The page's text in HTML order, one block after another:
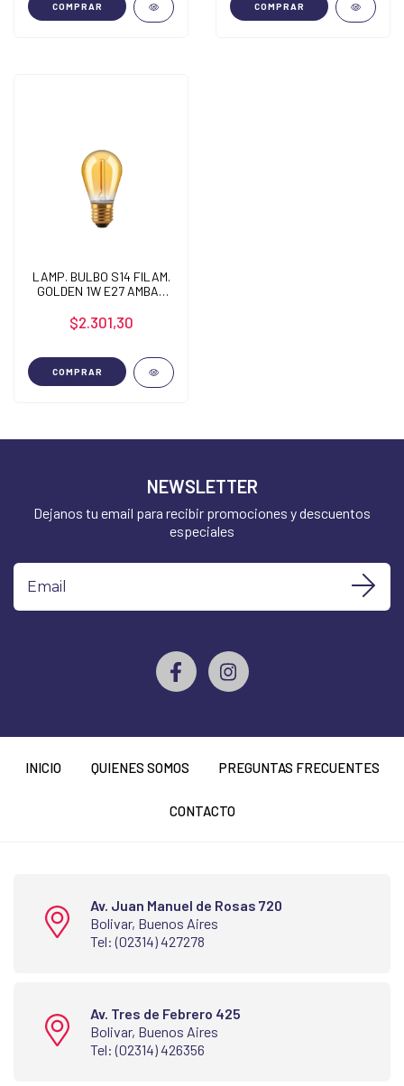
COMPRAR COMPRAR
LAMP. BULBO S14 FILAM.
GOLDEN 1W E27 AMBAR
$2.301,30
COMPRAR
NEWSLETTER
Dejanos tu email para recibir promociones y descuentos
especiales
INICIO QUIENES SOMOS PREGUNTAS FRECUENTES
CONTACTO
Av. Juan Manuel de Rosas 720
Bolivar, Buenos Aires
Tel: (02314) 427278
Av. Tres de Febrero 425
Bolivar, Buenos Aires
Tel: (02314) 426356